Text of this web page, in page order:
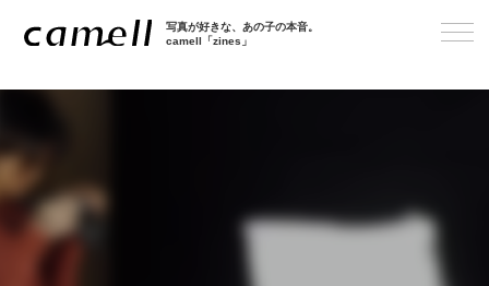
写真が好きな、あの子の本音。
camell「zines」